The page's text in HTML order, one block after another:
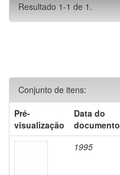
Resultado 1-1 de 1.
Conjunto de itens:
Pré-
visualização
Data do
documento
1995